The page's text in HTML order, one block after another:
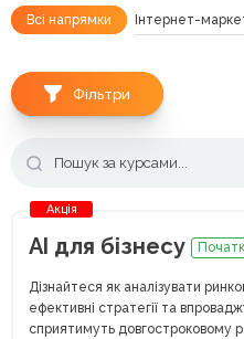
Всі напрямки Інтернет-
Фільтри
Акція
AI для бізнесу
Дізнайтеся як аналізувати
ефективні стратегії та
сприятимуть довгостроковому